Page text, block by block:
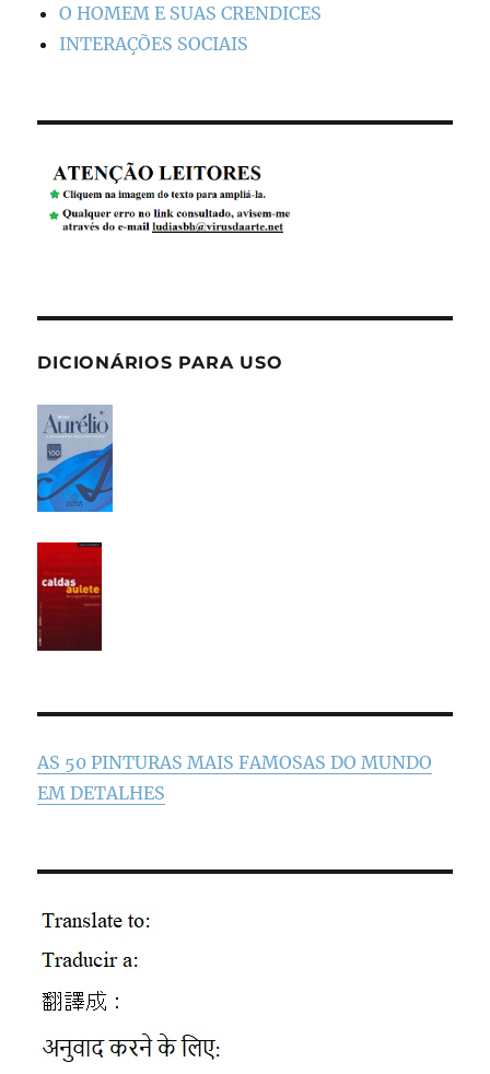
O HOMEM E SUAS CRENDICES
INTERAÇÕES SOCIAIS
DICIONÁRIOS PARA USO
AS 50 PINTURAS MAIS FAMOSAS DO MUNDO
EM DETALHES